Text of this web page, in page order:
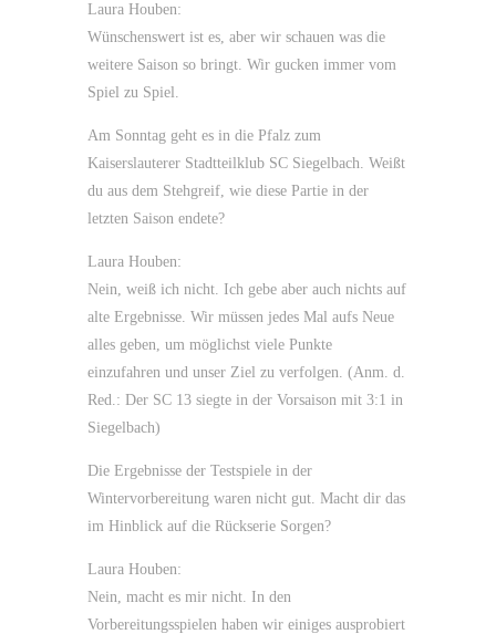
Laura Houben:
Wünschenswert ist es, aber wir schauen was die
weitere Saison so bringt. Wir gucken immer vom
Spiel zu Spiel.
Am Sonntag geht es in die Pfalz zum
Kaiserslauterer Stadtteilklub SC Siegelbach. Weißt
du aus dem Stehgreif, wie diese Partie in der
letzten Saison endete?
Laura Houben:
Nein, weiß ich nicht. Ich gebe aber auch nichts auf
alte Ergebnisse. Wir müssen jedes Mal aufs Neue
alles geben, um möglichst viele Punkte
einzufahren und unser Ziel zu verfolgen. (Anm. d.
Red.: Der SC 13 siegte in der Vorsaison mit 3:1 in
Siegelbach)
Die Ergebnisse der Testspiele in der
Wintervorbereitung waren nicht gut. Macht dir das
im Hinblick auf die Rückserie Sorgen?
Laura Houben:
Nein, macht es mir nicht. In den
Vorbereitungsspielen haben wir einiges ausprobiert